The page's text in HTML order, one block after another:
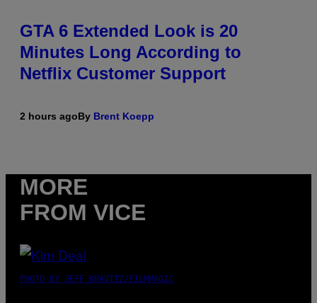
GTA 6 Extended Look is 20
Minutes Long According to
Netflix Customer Support
2 hours agoBy Brent Koepp
MORE
FROM VICE
PHOTO BY JEFF KRAVITZ/FILMMAGIC